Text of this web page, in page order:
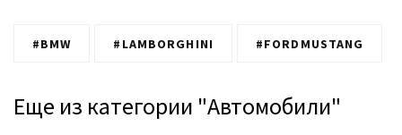
#BMW #LAMBORGHINI #FORDMUSTANG
Еще из категории "Автомобили"